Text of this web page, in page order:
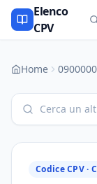
Elenco
CPV
Home
Codice CPV ·